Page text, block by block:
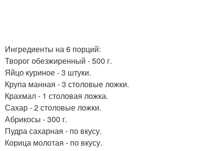
Ингредиенты на 6 порций:
Творог обезжиренный - 500 г.
Яйцо куриное - 3 штуки.
Крупа манная - 3 столовые ложки.
Крахмал - 1 столовая ложка.
Сахар - 2 столовые ложки.
Абрикосы - 300 г.
Пудра сахарная - по вкусу.
Корица молотая - по вкусу.